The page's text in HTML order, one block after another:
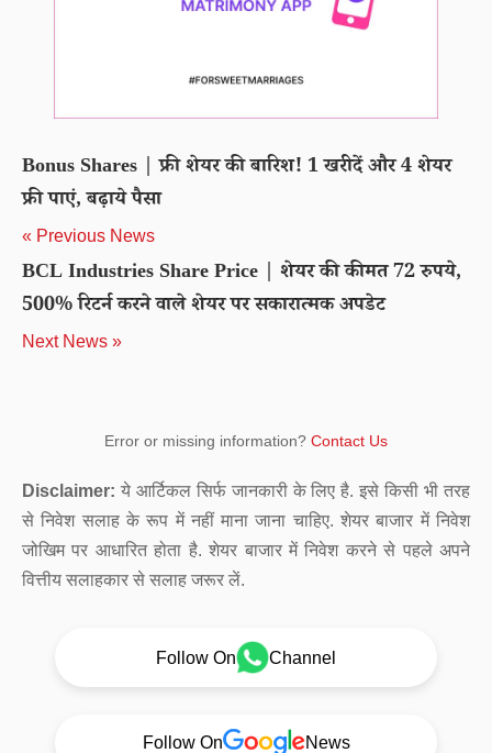
Bonus Shares | फ्री शेयर की बारिश! 1 खरीदें और 4 शेयर
फ्री पाएं, बढ़ाये पैसा
« Previous News
BCL Industries Share Price | शेयर की कीमत 72 रुपये,
500% रिटर्न करने वाले शेयर पर सकारात्मक अपडेट
Next News »
Error or missing information? Contact Us
Disclaimer: ये आर्टिकल सिर्फ जानकारी के लिए है. इसे किसी भी तरह
से निवेश सलाह के रूप में नहीं माना जाना चाहिए. शेयर बाजार में निवेश
जोखिम पर आधारित होता है. शेयर बाजार में निवेश करने से पहले अपने
वित्तीय सलाहकार से सलाह जरूर लें.
Follow On Channel
Follow On News